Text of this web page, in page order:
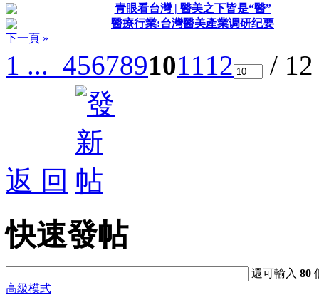
青眼看台灣 | 醫美之下皆是“醫”
醫療行業:台灣醫美產業调研纪要
下一頁 »
1 ... 456789101112 /
返 回
快速發帖
還可輸入80
高級模式